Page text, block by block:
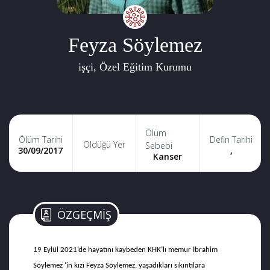
Feyza Söylemez
işçi, Özel Eğitim Kurumu
Ölüm Tarihi
30/09/2017
Öldüğü Yer
Ölüm
Sebebi
Kanser
Defin Tarihi
,
ÖZGEÇMİŞ
19 Eylül 2021’de hayatını kaybeden KHK’lı memur İbrahim
Söylemez ‘in kızı Feyza Söylemez, yaşadıkları sıkıntılara